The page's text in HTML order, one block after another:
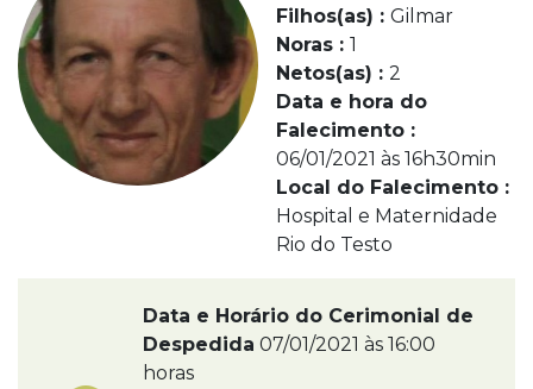
Filhos(as) : Gilmar
Noras : 1
Netos(as) : 2
Data e hora do
Falecimento :
06/01/2021 às 16h30min
Local do Falecimento :
Hospital e Maternidade
Rio do Testo
Data e Horário do Cerimonial de
Despedida 07/01/2021 às 16:00
horas